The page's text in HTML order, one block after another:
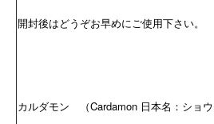
開封後はどうぞお早めにご使用下さい。
カルダモン （Cardamon 日本名：ショウ